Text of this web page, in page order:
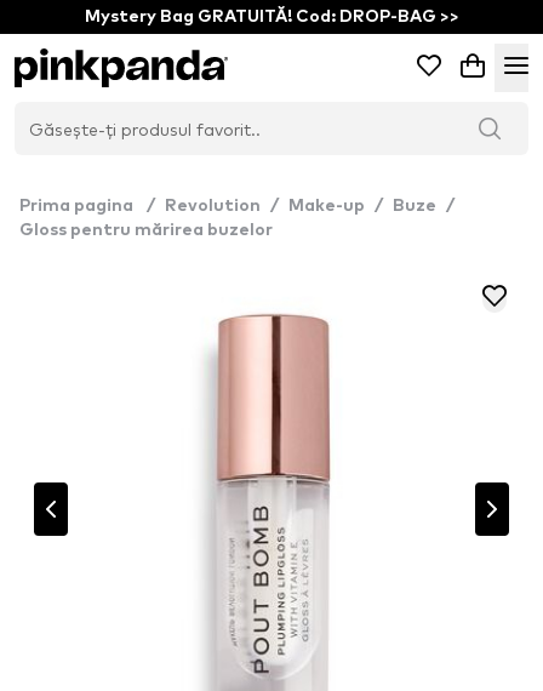
Mystery Bag GRATUITĂ! Cod: DROP-BAG >>
Prima pagina / Revolution / Make-up / Buze
/
Gloss pentru mărirea buzelor